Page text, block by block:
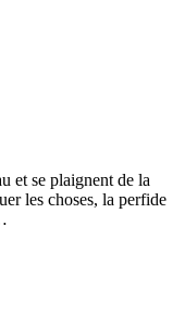
et se plaignent de la
les choses, la perfide